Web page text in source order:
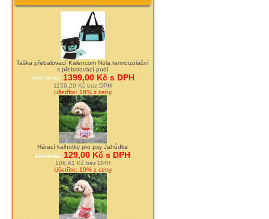
Taška přebalovací Kalencom Nola termoizolační
s přebalovací podl
1699,00 Kč 1399,00 Kč s DPH
1156,20 Kč bez DPH
Ušetříte: 18% z ceny
Hárací kalhotky pro psy Jahůdka
144,00 Kč 129,00 Kč s DPH
106,61 Kč bez DPH
Ušetříte: 10% z ceny